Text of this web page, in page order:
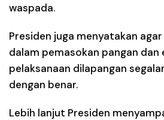
waspada.
Presiden juga menyatakan
dalam pemasokan pangan dan
pelaksanaan dilapangan
dengan benar.
Lebih lanjut Presiden